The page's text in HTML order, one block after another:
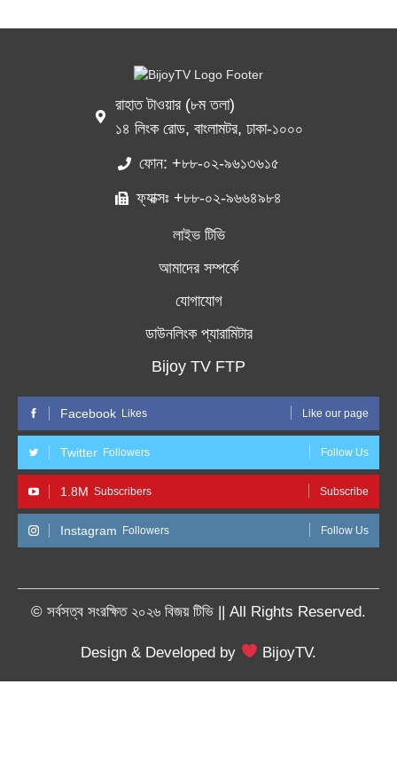
রাহাত টাওয়ার (৮ম তলা)
১৪ লিংক রোড, বাংলামটর, ঢাকা-১০০০
ফোন: +৮৮-০২-৯৬১৩৬১৫
ফ্যাক্সঃ +৮৮-০২-৯৬৬৪৯৮৪
লাইভ টিভি
আমাদের সম্পর্কে
যোগাযোগ
ডাউনলিংক প্যারামিটার
Bijoy TV FTP
Facebook Likes Like our page
Twitter Followers Follow Us
1.8M Subscribers Subscribe
Instagram Followers Follow Us
© সর্বসত্ব সংরক্ষিত ২০২৬ বিজয় টিভি || All Rights Reserved.
Design & Developed by BijoyTV.